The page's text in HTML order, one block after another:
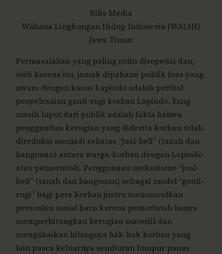
Rilis Media
Wahana Lingkungan Hidup Indonesia (WALHI)
Jawa Timur
Permasalahan yang paling rutin direpetisi dan,
oleh karena itu, jamak dipahami publik luas yang
awam dengan kasus Lapindo adalah perihal
penyelesaian ganti-rugi korban Lapindo. Yang
masih luput dari publik adalah fakta bahwa
penggantian kerugian yang diderita korban telah
direduksi menjadi sebatas “jual-beli” (tanah dan
bangunan) antara warga-korban dengan Lapindo
atau pemerintah. Penggunaan mekanisme “jual-
beli” (tanah dan bangunan) sebagai model “ganti-
rugi” bagi para korban justru memunculkan
persoalan sosial baru karena pemerintah hanya
memperhitungkan kerugian materiil dan
mengabaikan hilangnya hak-hak korban yang
lain pasca keluarnya semburan lumpur panas